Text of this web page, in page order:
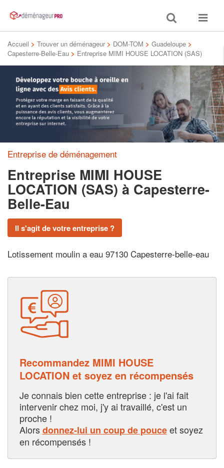
Toggle
search
Toggle
Accueil > Trouver un déménageur > DOM-TOM > Guadeloupe >
Capesterre-Belle-Eau > Entreprise MIMI HOUSE LOCATION (SAS)
Entreprise de déménagement
Entreprise MIMI HOUSE
LOCATION (SAS) à Capesterre-
Belle-Eau
Il s'agit de votre entreprise ?
Lotissement moulin a eau 97130 Capesterre-belle-eau
Recommandez MIMI HOUSE
LOCATION et soyez en récompensés
Je connais bien cette entreprise : je l'ai fait
intervenir chez moi, j'y ai travaillé, c'est un
proche !
Alorsdonnez-lui un coup de pouceet soyez
en récompensés !